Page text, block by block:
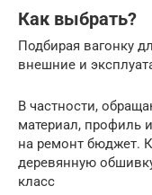
Как выбрать?
Подбирая вагонку
внешние и
В частности,
материал, профиль
на ремонт бюджет.
деревянную
класс